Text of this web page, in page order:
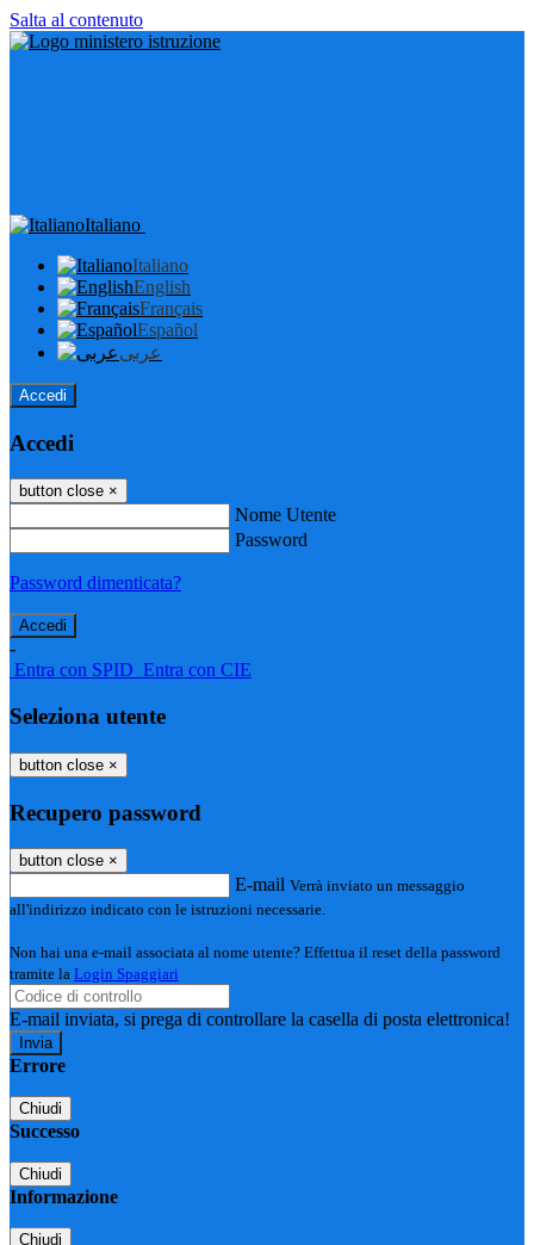
Salta al contenuto
Italiano
Italiano
English
Français
Español
عربى
Accedi
Accedi
button close ×
Nome Utente
Password
Password dimenticata?
-
Entra con SPID Entra con CIE
Seleziona utente
button close ×
Recupero password
button close ×
E-mail Verrà inviato un messaggio
all'indirizzo indicato con le istruzioni necessarie.
Non hai una e-mail associata al nome utente? Effettua il reset della password
tramite la Login Spaggiari
E-mail inviata, si prega di controllare la casella di posta elettronica!
Errore
Chiudi
Successo
Chiudi
Informazione
Chiudi